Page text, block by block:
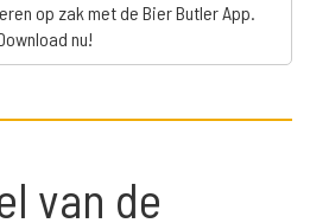
op zak met de Bier Butler App.
nu!
van de